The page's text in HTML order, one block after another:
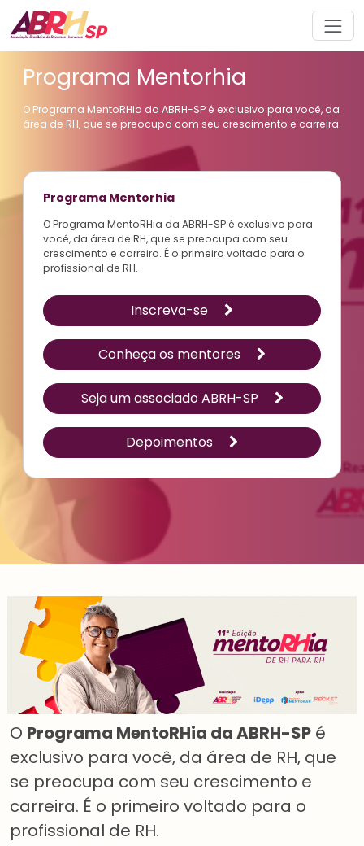
Navegação principal
Programa Mentorhia
O Programa MentoRHia da ABRH-SP é exclusivo para você, da
área de RH, que se preocupa com seu crescimento e carreira.
Programa Mentorhia
O Programa MentoRHia da ABRH-SP é exclusivo para
você, da área de RH, que se preocupa com seu
crescimento e carreira. É o primeiro voltado para o
profissional de RH.
Inscreva-se
Conheça os mentores
Seja um associado ABRH-SP
Depoimentos
O Programa MentoRHia da ABRH-SP é
exclusivo para você, da área de RH, que
se preocupa com seu crescimento e
carreira. É o primeiro voltado para o
profissional de RH.